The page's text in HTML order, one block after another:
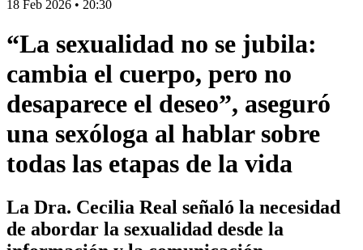
18 Feb 2026 • 20:30
“La sexualidad no se jubila:
cambia el cuerpo, pero no
desaparece el deseo”, aseguró
una sexóloga al hablar sobre
todas las etapas de la vida
La Dra. Cecilia Real señaló la necesidad
de abordar la sexualidad desde la